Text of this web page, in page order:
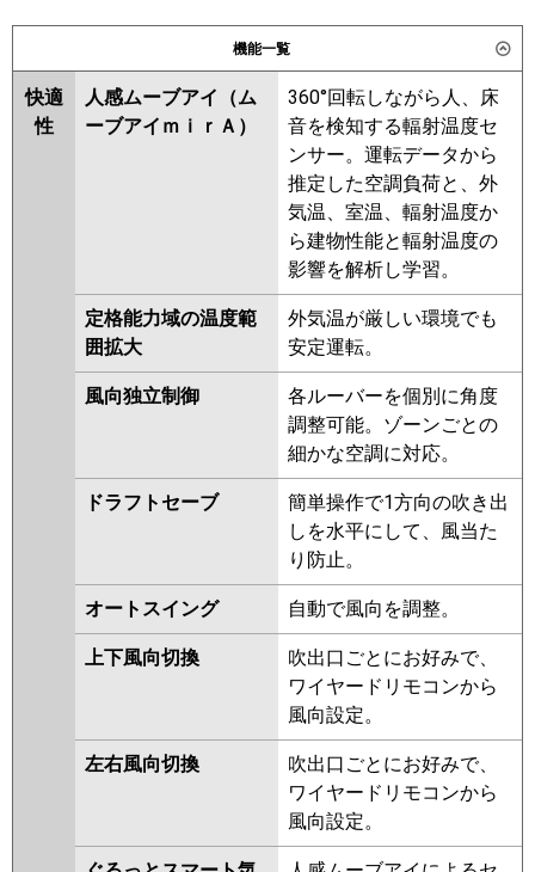
DHRMP140HFG6
DHRMP140HBF6 PLZX-
ZRMP140HF6 PLZX-
ZRMP140HLF6 PLZX-
ZRMP140HBF6 PLZX-
ZRMP140HFG6
RCI-GP140RGHP11
FDTZ1406HP6SA
FDTZ1406HP6SA-osj
FDTZ1406HP6SA-rak
FDTZ1406HP6SA-airf
PA-P140U7GDC PA-P140U7GDNC
PA-P140U7GDNCX
SSRC140BCD
東芝 GUXB14013XU GUXB14013MUB
GUXB14013PMUB
GUXB14013PXU
RUXB14033MUB
RUXB14033MU
RUXB14033XU
RUXB14033M
RUXB14033X
RUXB14012X RUXB14012M
PLZX-DHRMP140HF5
PLZX-
DHRMP140H5 PLZX-
DHRMP140HFG5 PLZX-
DHRMP140HBF5 PLZX-
ZRMP140HLF5 PLZX-
ZRMP140HF5 PLZX-
ZRMP140HBF5 PLZX-
ZRMP140HFG5 PLZX-
DHRMP140H4 PLZX-
DHRMP140HBF4 PLZX-
DHRMP140HF4 PLZX-
DHRMP140HFG4 PLZX-
ZRMP140HLF4 PLZX-
ZRMP140HBF4 PLZX-
ZRMP140HFG4 PLZX-
DHRMP140HFG3 PLZX-
DHRMP140HF3 PLZX-
DHRMP140H3 PLZX-
ZRMP140HF3 PLZX-
ZRMP140HLF3
PLZX-
機能一覧
快適
性
人感ムーブアイ（ム
ーブアイｍｉｒＡ）
360°回転しながら人、床
音を検知する輻射温度セ
ンサー。運転データから
推定した空調負荷と、外
気温、室温、輻射温度か
ら建物性能と輻射温度の
影響を解析し学習。
定格能力域の温度範
囲拡大
外気温が厳しい環境でも
安定運転。
風向独立制御
各ルーバーを個別に角度
調整可能。ゾーンごとの
細かな空調に対応。
ドラフトセーブ
簡単操作で1方向の吹き出
しを水平にして、風当た
り防止。
オートスイング 自動で風向を調整。
上下風向切換
吹出口ごとにお好みで、
ワイヤードリモコンから
風向設定。
左右風向切換
吹出口ごとにお好みで、
ワイヤードリモコンから
風向設定。